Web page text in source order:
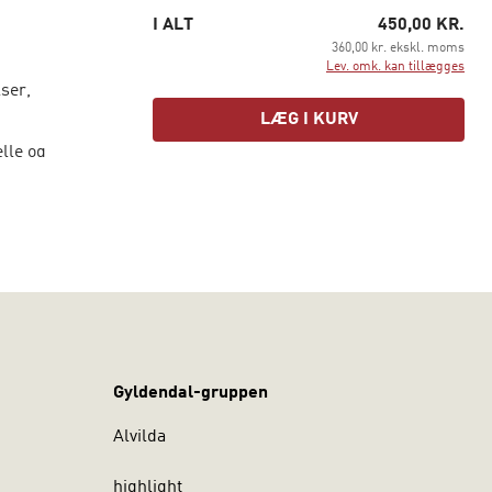
og
I ALT 450,00 KR.
360,00 kr. ekskl. moms
Lev. omk. kan tillægges
LÆG I KURV
Gyldendal-gruppen
Alvilda
highlight